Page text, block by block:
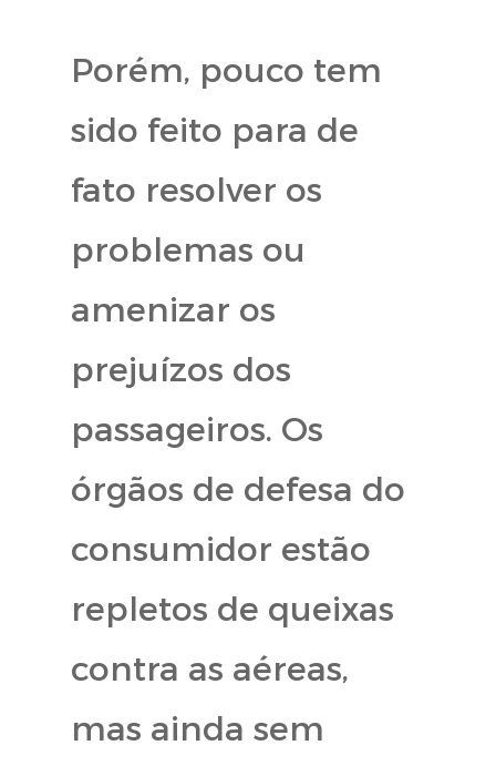
Porém, pouco tem
sido feito para de
fato resolver os
problemas ou
amenizar os
prejuízos dos
passageiros. Os
órgãos de defesa do
consumidor estão
repletos de queixas
contra as aéreas,
mas ainda sem